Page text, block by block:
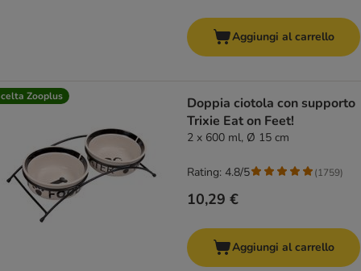
Aggiungi al carrello
Zooplus
Doppia ciotola con supporto
Trixie Eat on Feet!
2 x 600 ml, Ø 15 cm
10,29 €
Rating: 4.8/5 (1759)
Aggiungi al carrello